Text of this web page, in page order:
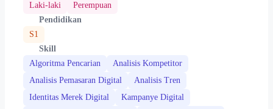
Laki-laki
Perempuan
Pendidikan
S1
Skill
Algoritma Pencarian
Analisis Kompetitor
Analisis Pemasaran Digital
Analisis Tren
Identitas Merek Digital
Kampanye Digital